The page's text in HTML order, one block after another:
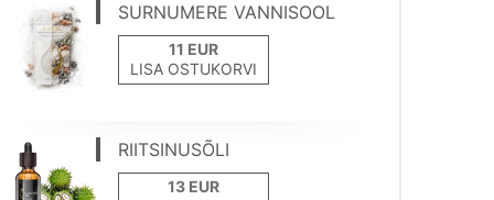
SURNUMERE VANNISOOL
LISA OSTUKORVI
RIITSINUSÕLI